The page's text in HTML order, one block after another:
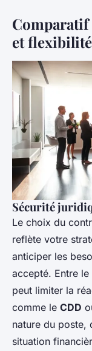
Comparatif
et
Sécurité
Le choix du
reflète votre
anticiper les
accepté. Entre le
peut limiter la
comme le CDD
nature du poste,
situation